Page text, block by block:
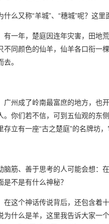
什么又称“羊城”、“穗城”呢？这里
有一年，楚庭因连年灾害，田地
不同颜色的仙羊，仙羊各口衔一
。
广州成了岭南最富庶的地方，也
。你们若不信，可到五仙观的东
存立有一座“古之楚庭”的名牌坊
脑筋、善于思考的人可能会想：
是不是有什么神秘？
在这个神话传说背后，还包含着
为什么是羊，这里我告诉大家一